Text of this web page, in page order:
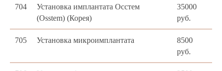
704
Установка имплантата Осстем
(Osstem) (Корея)
35000
руб.
705 Установка микроимплантата
8500
руб.